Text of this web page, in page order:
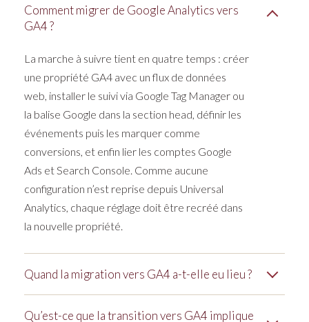
Comment migrer de Google Analytics vers
GA4 ?
La marche à suivre tient en quatre temps : créer
une propriété GA4 avec un flux de données
web, installer le suivi via Google Tag Manager ou
la balise Google dans la section head, définir les
événements puis les marquer comme
conversions, et enfin lier les comptes Google
Ads et Search Console. Comme aucune
configuration n’est reprise depuis Universal
Analytics, chaque réglage doit être recréé dans
la nouvelle propriété.
Quand la migration vers GA4 a-t-elle eu lieu ?
Qu’est-ce que la transition vers GA4 implique